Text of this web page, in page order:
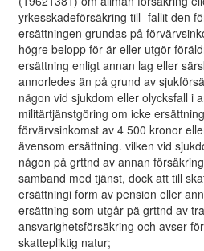
yrkesskadeförsäkring till- fallit den
ersättningen grundas på
högre belopp för är eller utgör
ersättning enligt annan lag eller
annorledes än på grund av
nägon vid sjukdom eller olycksfall i
militärtjänstgöring om icke
förvärvsinkomst av 4 500 kronor
ävensom ersättning. vilken vid
någon på grttnd av annan
samband med tjänst, dock att till
ersättningi form av pension eller
ersättning som utgår pä grttnd av
ansvarighetsförsäkring och avser
skattepliktig natur;